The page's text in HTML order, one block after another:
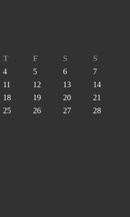
T F S
S
4 5 6
7
11 12 13
14
18 19 20
21
25 26 27
28